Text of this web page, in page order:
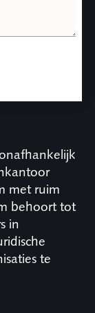
met ruim
behoort tot
in
te